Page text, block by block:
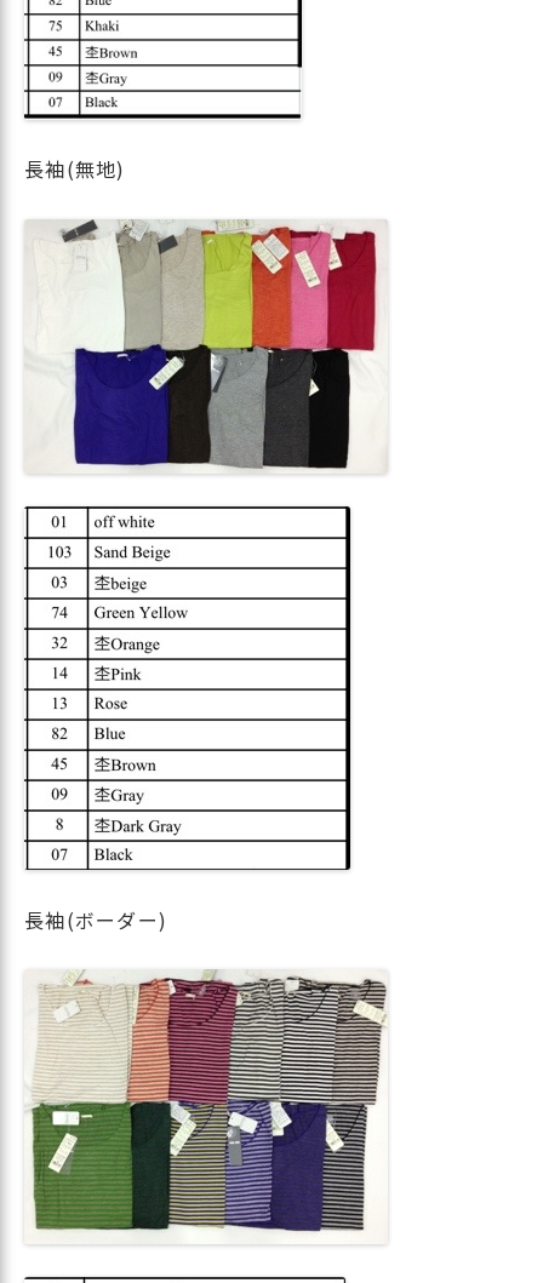
長袖(無地)
長袖(ボーダー)